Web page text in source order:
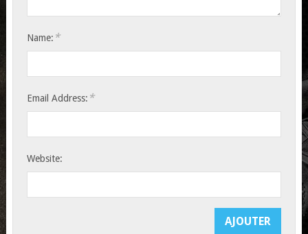
Name: *
Email Address: *
Website: